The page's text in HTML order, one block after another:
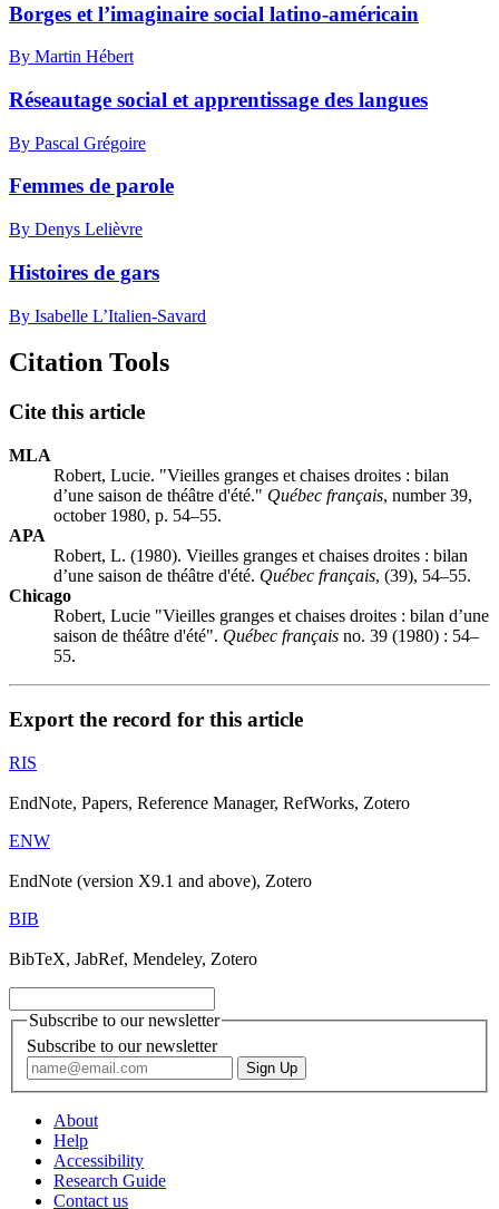
Borges et l’imaginaire social latino-américain
By Martin Hébert
Réseautage social et apprentissage des langues
By Pascal Grégoire
Femmes de parole
By Denys Lelièvre
Histoires de gars
By Isabelle L’Italien-Savard
Citation Tools
Cite this article
MLA
Robert, Lucie. "Vieilles granges et chaises droites : bilan
d’une saison de théâtre d'été." Québec français, number 39,
october 1980, p. 54–55.
APA
Robert, L. (1980). Vieilles granges et chaises droites : bilan
d’une saison de théâtre d'été. Québec français, (39), 54–55.
Chicago
Robert, Lucie "Vieilles granges et chaises droites : bilan d’une
saison de théâtre d'été". Québec français no. 39 (1980) : 54–
55.
Export the record for this article
RIS
EndNote, Papers, Reference Manager, RefWorks, Zotero
ENW
EndNote (version X9.1 and above), Zotero
BIB
BibTeX, JabRef, Mendeley, Zotero
Subscribe to our newsletter
Subscribe to our newsletter
About
Help
Accessibility
Research Guide
Contact us